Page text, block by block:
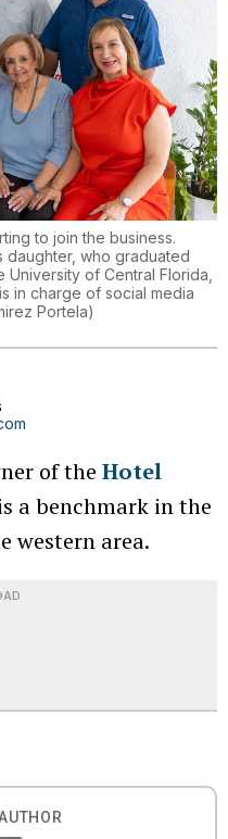
to join the business.
daughter, who graduated
of Central Florida,
in charge of social media
Portela)
of the Hotel
a benchmark in the
western area.